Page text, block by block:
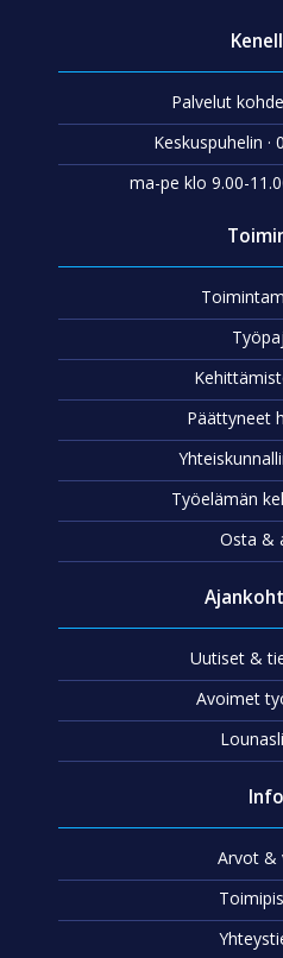
Palvelut
Keskuspuhelin ·
ma-pe klo 9.00-
Päättyneet
Työelämän
Osta &
Uutiset &
Avoimet
Info
Arvot &